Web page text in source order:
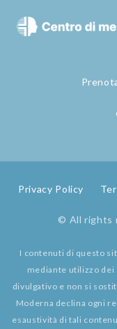
Privacy Policy
© All rights
I contenuti di questo
mediante utilizzo dei
divulgativo e non si
Moderna declina ogni
esaustività di tali